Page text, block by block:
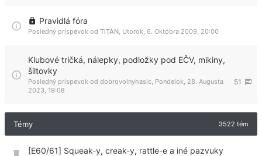
Pravidlá fóra
Posledný príspevok od TiTAN Utorok, 6. Októbra 2009, 20:00
Klubové tričká, nálepky, podložky pod EČV, mikiny,
šiltovky
51
Posledný príspevok od dobrovolnyhasic Pondelok, 28. Augusta
2023, 19:08
Témy 3522 tém
[E60/61] Squeak-y, creak-y, rattle-e a iné pazvuky